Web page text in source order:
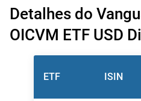
Detalhes do
OICVM ETF USD
ETF ISIN